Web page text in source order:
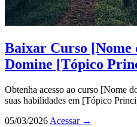
Baixar Curso
Domine [Tópico
Obtenha acesso ao curso [Nome
suas habilidades em [Tópico
05/03/2026 Acessar →